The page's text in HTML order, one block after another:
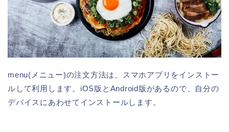
menu(メニュー)の注文方法は、スマホアプリをインストー
ルして利用します。iOS版とAndroid版があるので、自分の
デバイスにあわせてインストールします。